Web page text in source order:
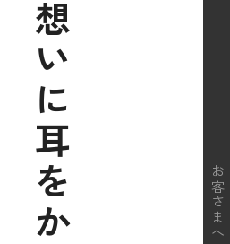
お客さまへ